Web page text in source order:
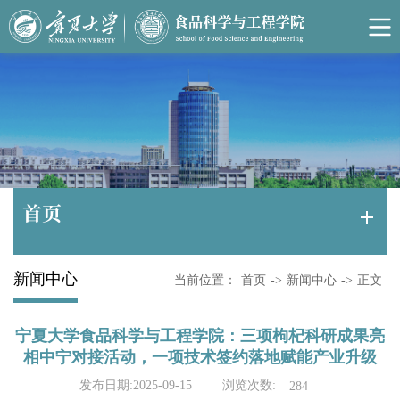
首页
新闻中心 当前位置： 首页 -> 新闻中心 -> 正文
宁夏大学食品科学与工程学院：三项枸杞科研成果亮
相中宁对接活动，一项技术签约落地赋能产业升级
发布日期:2025-09-15 浏览次数: 284